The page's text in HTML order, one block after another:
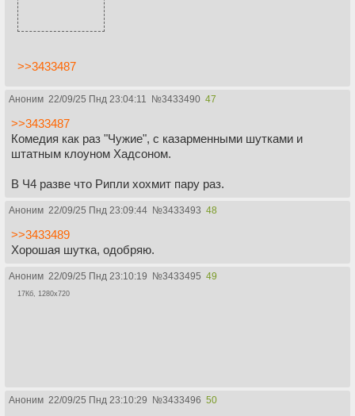
>>3433487
Аноним 22/09/25 Пнд 23:04:11 №3433490 47
>>3433487
Комедия как раз "Чужие", с казарменными шутками и
штатным клоуном Хадсоном.
В Ч4 разве что Рипли хохмит пару раз.
Аноним 22/09/25 Пнд 23:09:44 №3433493 48
>>3433489
Хорошая шутка, одобряю.
Аноним 22/09/25 Пнд 23:10:19 №3433495 49
17Кб, 1280x720
Аноним 22/09/25 Пнд 23:10:29 №3433496 50